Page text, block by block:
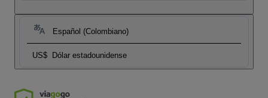
Español (Colombiano)
US$ Dólar estadounidense